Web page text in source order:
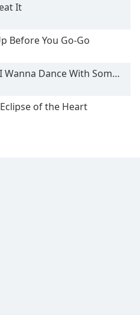
It
Before You Go-Go
I Wanna Dance With Somebody
of the Heart